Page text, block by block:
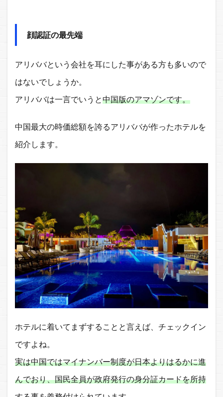
顔認証の最先端
アリババという会社を耳にした事がある方も多いので
はないでしょうか。
アリババは一言でいうと中国版のアマゾンです。
中国最大の時価総額を誇るアリババが作ったホテルを
紹介します。
ホテルに着いてまずすることと言えば、チェックイン
ですよね。
実は中国ではマイナンバー制度が日本よりはるかに進
んでおり、国民全員が政府発行の身分証カードを所持